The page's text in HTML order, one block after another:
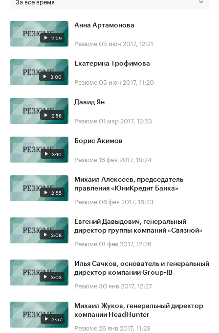
2:59
Анна Артамонова
Резюме 05 июн 2017, 12:21
3:00
Екатерина Трофимова
Резюме 05 июн 2017, 11:20
2:58
Давид Ян
Резюме 01 мар 2017, 12:23
3:10
Борис Акимов
Резюме16 фев 2017, 18:24
2:55
Михаил Алексеев, председатель
правления «ЮниКредит Банка»
Резюме 06 фев 2017, 16:23
3:08
Евгений Давыдович, генеральный
директор группы компаний «Связной»
Резюме 01 фев 2017, 12:26
3:03
Илья Сачков, основатель и генеральный
директор компании Group-IB
Резюме30 янв 2017, 12:27
2:57
Михаил Жуков, генеральный директор
компании HeadHunter
Резюме 26 янв 2017, 11:23